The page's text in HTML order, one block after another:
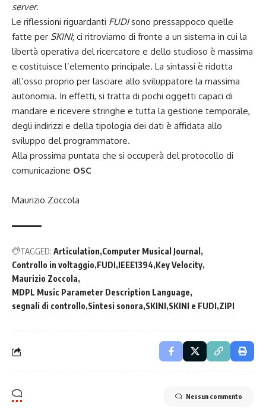
server.
Le riflessioni riguardanti FUDIsono pressappoco quelle
fatte per SKINI; ci ritroviamo di fronte a un sistema in cui la
libertà operativa del ricercatore e dello studioso è massima
e costituisce l’elemento principale. La sintassi è ridotta
all’osso proprio per lasciare allo sviluppatore la massima
autonomia. In effetti, si tratta di pochi oggetti capaci di
mandare e ricevere stringhe e tutta la gestione temporale,
degli indirizzi e della tipologia dei dati è affidata allo
sviluppo del programmatore.
Alla prossima puntata che si occuperà del protocollo di
comunicazione OSC
Maurizio Zoccola
TAGGED: Articulation Computer Musical Journal
Controllo in voltaggio FUDI IEEE1394 Key Velocity
Maurizio Zoccola
MDPL Music Parameter Description Language
segnali di controllo Sintesi sonora SKINI SKINI e FUDI ZIPI
Nessun commento